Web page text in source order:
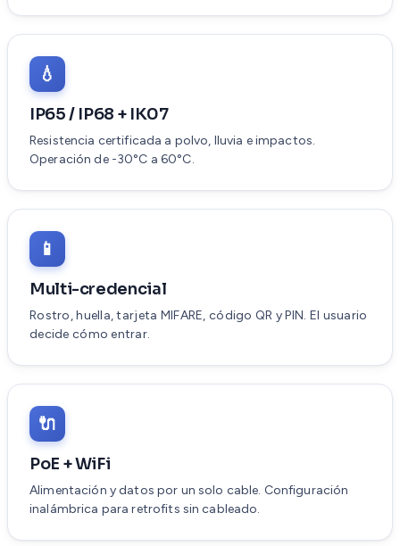
💧
IP65 / IP68 + IK07
Resistencia certificada a polvo, lluvia e impactos.
Operación de -30°C a 60°C.
📱
Multi-credencial
Rostro, huella, tarjeta MIFARE, código QR y PIN. El usuario
decide cómo entrar.
🔌
PoE + WiFi
Alimentación y datos por un solo cable. Configuración
inalámbrica para retrofits sin cableado.